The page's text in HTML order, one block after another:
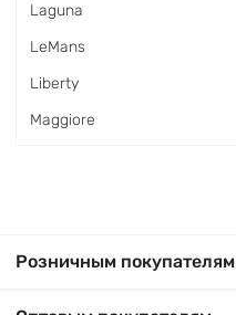
Laguna
LeMans
Liberty
Maggiore
Розничным покупателям